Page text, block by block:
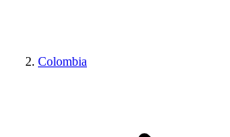
Colombia